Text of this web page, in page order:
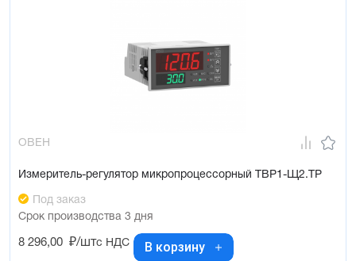
ОВЕН
Измеритель-регулятор микропроцессорный ТВР1-Щ2.ТР
Под заказ
Срок производства 3 дня
8 296,00 ₽/штс НДС В корзину